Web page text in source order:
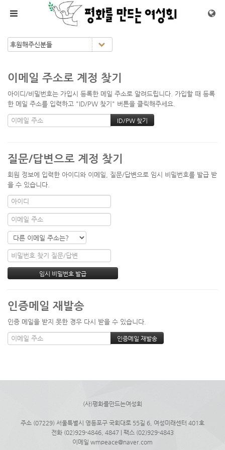
이메일 주소로 계정 찾기
아이디/비밀번호는 가입시 등록한 메일 주소로 알려드립니다. 가입할 때 등록
한 메일 주소를 입력하고 "ID/PW 찾기" 버튼을 클릭해주세요.
질문/답변으로 계정 찾기
회원 정보에 입력한 아이디와 이메일, 질문/답변으로 임시 비밀번호를 발급 받
을 수 있습니다.
인증메일 재발송
인증 메일을 받지 못한 경우 다시 받을 수 있습니다.
(사)평화를만드는여성회
주소 (07229) 서울특별시 영등포구 국회대로 55길 6, 여성미래센터 401호
전화 (02)929-4846, 4847 | 팩스 (02)929-4843
이메일 wmpeace@naver.com